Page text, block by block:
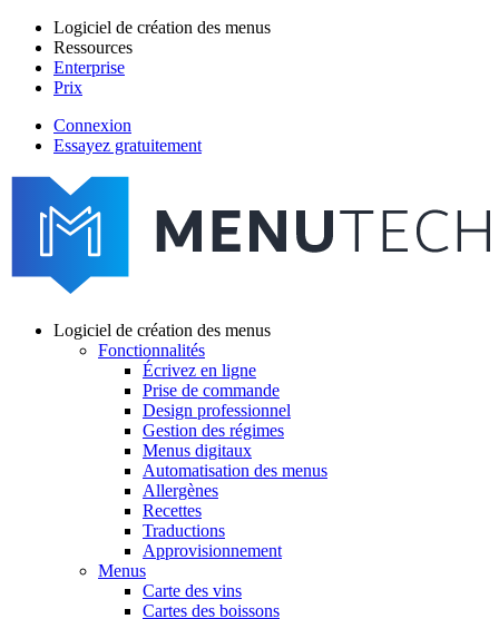
Aller
contenu
principal
Main
navigation
Logiciel de création des menus
Ressources
Enterprise
Prix
menutech
navigation
Connexion
Essayez gratuitement
navigation
Logiciel de création des menus
Fonctionnalités
Écrivez en ligne
Prise de commande
Design professionnel
Gestion des régimes
Menus digitaux
Automatisation des menus
Allergènes
Recettes
Traductions
Approvisionnement
Menus
Carte des vins
Cartes des boissons